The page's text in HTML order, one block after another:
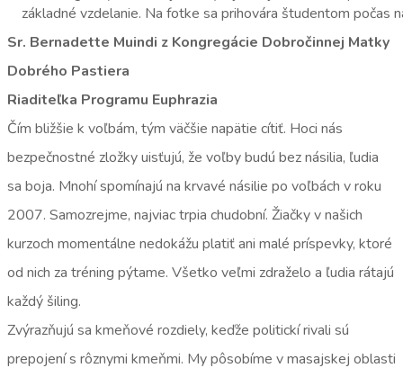
základné vzdelanie. Na fotke sa prihovára študentom počas
Sr. Bernadette Muindi z Kongregácie Dobročinnej Matky
Dobrého Pastiera
Riaditeľka Programu Euphrazia
Čím bližšie k voľbám, tým väčšie napätie cítiť. Hoci nás
bezpečnostné zložky uisťujú, že voľby budú bez násilia, ľudia
sa boja. Mnohí spomínajú na krvavé násilie po voľbách v roku
2007. Samozrejme, najviac trpia chudobní. Žiačky v našich
kurzoch momentálne nedokážu platiť ani malé príspevky, ktoré
od nich za tréning pýtame. Všetko veľmi zdraželo a ľudia rátajú
každý šiling.
Zvýrazňujú sa kmeňové rozdiely, keďže politickí rivali sú
prepojení s rôznymi kmeňmi. My pôsobíme v masajskej oblasti